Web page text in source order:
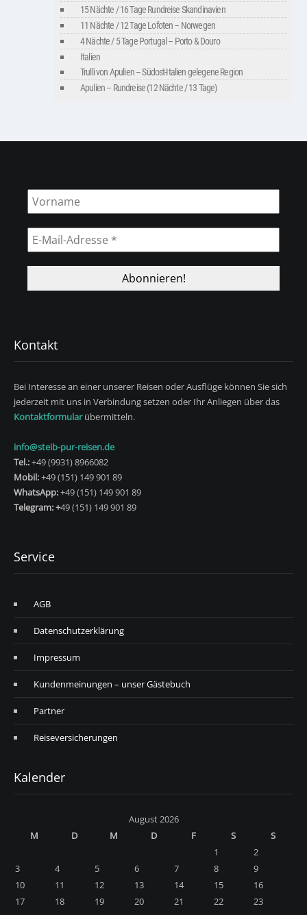
15 Nächte / 16 Tage Rundreise Skandinavien
11 Nächte / 12 Tage Lofoten – Norwegen
4 Nächte / 5 Tage Portugal – Porto & Douro
Italien
Trulli von Apulien – Südost-Italien gelegene Region
Apulien – Rundreise (12 Nächte / 13 Tage)
Kontakt
Bei Interesse an einer unserer Reisen oder Ausflüge können Sie sich
jederzeit mit uns in Verbindung setzen oder Ihr Anliegen über das
Kontaktformularübermitteln.
info@steib-pur-reisen.de
Tel.:+49 (9931) 8966082
Mobil:+49 (151) 149 901 89
WhatsApp:+49 (151) 149 901 89
Telegram: +49 (151) 149 901 89
Service
AGB
Datenschutzerklärung
Impressum
Kundenmeinungen – unser Gästebuch
Partner
Reiseversicherungen
Kalender
August 2026
M
D M D F S
S
1
2
3
4 5 6 7 8
9
10
11 12 13 14 15
16
17
18 19 20 21 22
23